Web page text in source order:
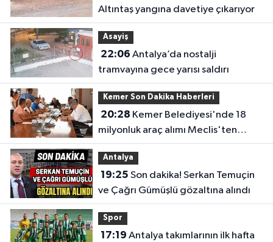
Altıntaş yangına davetiye çıkarıyor
Asayiş
22:06
tramvayına gece yarısı saldırı
Kemer Son Dakika Haberleri
20:28
milyonluk araç alımı Meclis'ten
geçti
Antalya
19:25
ve Çağrı Gümüşlü gözaltına alındı
Spor
17:19